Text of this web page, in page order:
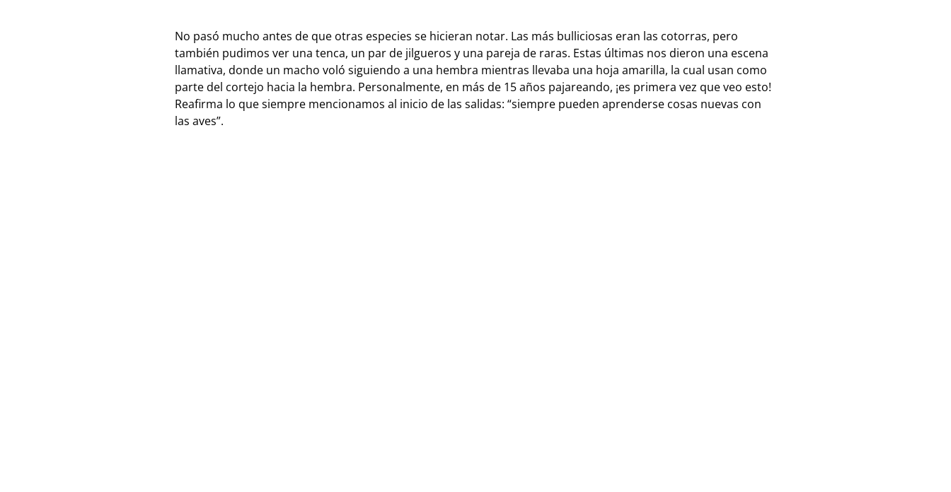
No pasó mucho antes de que otras especies se hicieran notar. Las más bulliciosas eran las cotorras, pero
también pudimos ver una tenca, un par de jilgueros y una pareja de raras. Estas últimas nos dieron una escena
llamativa, donde un macho voló siguiendo a una hembra mientras llevaba una hoja amarilla, la cual usan como
parte del cortejo hacia la hembra. Personalmente, en más de 15 años pajareando, ¡es primera vez que veo esto!
Reafirma lo que siempre mencionamos al inicio de las salidas: “siempre pueden aprenderse cosas nuevas con
las aves”.